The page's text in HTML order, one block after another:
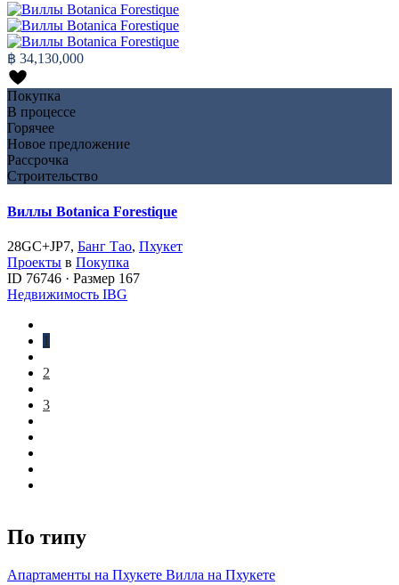
฿ 34,130,000
Покупка
В процессе
Горячее
Новое предложение
Рассрочка
Строительство
Виллы Botanica Forestique
28GC+JP7, Банг Тао, Пхукет
Проекты в Покупка
ID 76746 · Размер 167
Недвижимость IBG
1
2
3
По типу
Апартаменты на Пхукете Вилла на Пхукете